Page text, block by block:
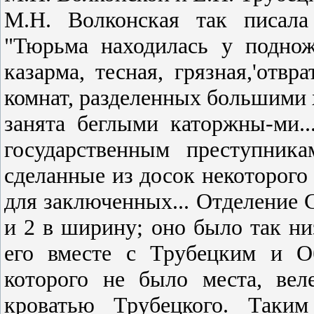
М.Н. Волконская так писала
"Тюрьма находилась у
казарма, тесная,
комнат, разделенных
занята беглыми каторжны-
государственным
сделанные из досок
для заключенных... Отделение
и 2 в ширину; оно было так
его вместе с Трубецким и
которого не было места,
кроватью Трубецкого.